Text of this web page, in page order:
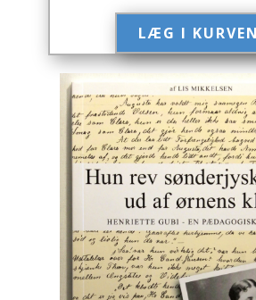
Drikkevare / Øl / Vin
Erhverv
Europa
Fantasy / Sciencefiction
Filosofi
Håndarbejde
LÆG I KURVEN​